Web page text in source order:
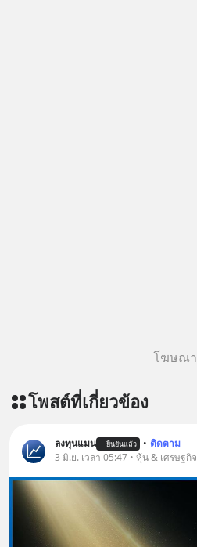
โฆษณา
โพสต์ที่เกี่ยวข้อง
ลงทุนแมน ยืนยันแล้ว • ติดตาม
3 มิ.ย. เวลา 05:47 • หุ้น & เศรษฐกิจ